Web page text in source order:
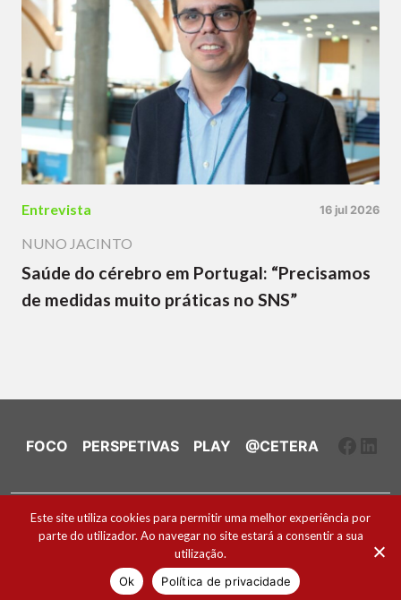
Entrevista 16 jul 2026
NUNO JACINTO
Saúde do cérebro em Portugal: “Precisamos
de medidas muito práticas no SNS”
FOCO PERSPETIVAS PLAY @CETERA
Ficha Técnica e Estatuto Editorial
Política de Cookies
2026 ® Todos os direitos reservados
Este site utiliza cookies para permitir uma melhor experiência por
parte do utilizador. Ao navegar no site estará a consentir a sua
utilização.
Ok
Política de privacidade